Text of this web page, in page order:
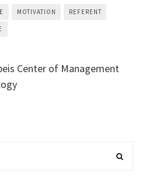
MOTIVATION REFERENT
Center of Management